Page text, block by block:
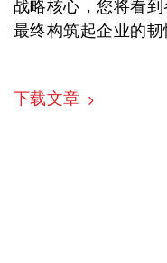
战略核心，您将看
最终构筑起企业的韧
下载文章